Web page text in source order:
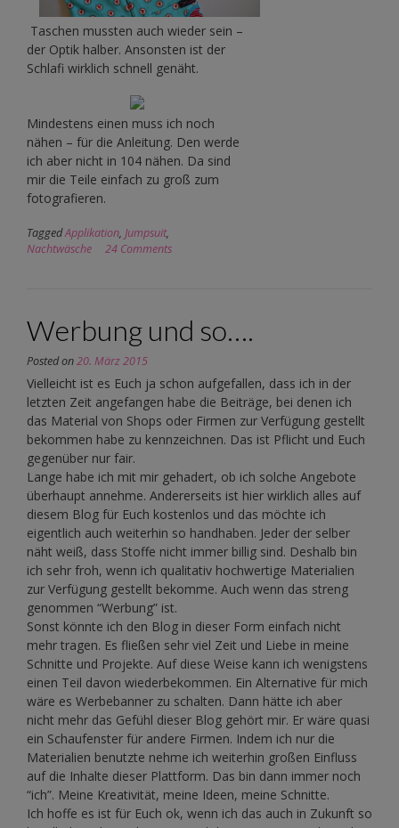
Taschen mussten auch wieder sein –
der Optik halber. Ansonsten ist der
Schlafi wirklich schnell genäht.
Mindestens einen muss ich noch
nähen – für die Anleitung. Den werde
ich aber nicht in 104 nähen. Da sind
mir die Teile einfach zu groß zum
fotografieren.
TaggedApplikation, Jumpsuit,
Nachtwäsche
24 Comments
Werbung und so….
Posted on20. März 2015
Vielleicht ist es Euch ja schon aufgefallen, dass ich in der
letzten Zeit angefangen habe die Beiträge, bei denen ich
das Material von Shops oder Firmen zur Verfügung gestellt
bekommen habe zu kennzeichnen. Das ist Pflicht und Euch
gegenüber nur fair.
Lange habe ich mit mir gehadert, ob ich solche Angebote
überhaupt annehme. Andererseits ist hier wirklich alles auf
diesem Blog für Euch kostenlos und das möchte ich
eigentlich auch weiterhin so handhaben. Jeder der selber
näht weiß, dass Stoffe nicht immer billig sind. Deshalb bin
ich sehr froh, wenn ich qualitativ hochwertige Materialien
zur Verfügung gestellt bekomme. Auch wenn das streng
genommen “Werbung” ist.
Sonst könnte ich den Blog in dieser Form einfach nicht
mehr tragen. Es fließen sehr viel Zeit und Liebe in meine
Schnitte und Projekte. Auf diese Weise kann ich wenigstens
einen Teil davon wiederbekommen. Ein Alternative für mich
wäre es Werbebanner zu schalten. Dann hätte ich aber
nicht mehr das Gefühl dieser Blog gehört mir. Er wäre quasi
ein Schaufenster für andere Firmen. Indem ich nur die
Materialien benutzte nehme ich weiterhin großen Einfluss
auf die Inhalte dieser Plattform. Das bin dann immer noch
“ich”. Meine Kreativität, meine Ideen, meine Schnitte.
Ich hoffe es ist für Euch ok, wenn ich das auch in Zukunft so